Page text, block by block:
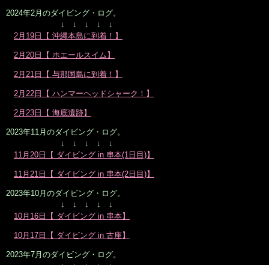
2024年2月のダイビング・ログ。
↓ ↓ ↓ ↓ ↓
2月19日【 沖縄本島に到着！】
2月20日【 ホエールスイム】
2月21日【 与那国島に到着！】
2月22日【 ハンマーヘッドシャーク！】
2月23日【 海底遺跡】
2023年11月のダイビング・ログ。
↓ ↓ ↓ ↓ ↓
11月20日【 ダイビング in 串本(1日目)】
11月21日【 ダイビング in 串本(2日目)】
2023年10月のダイビング・ログ。
↓ ↓ ↓ ↓ ↓
10月16日【 ダイビング in 串本】
10月17日【 ダイビング in 古座】
2023年7月のダイビング・ログ。